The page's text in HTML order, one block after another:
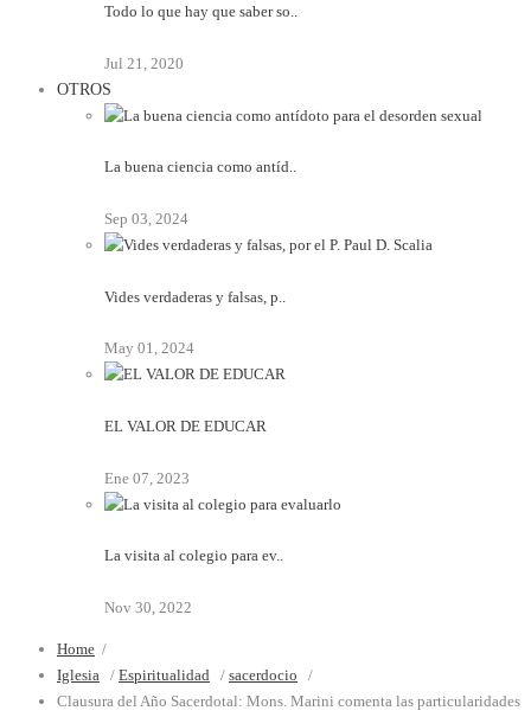
Todo lo que hay que saber so..
Jul 21, 2020
OTROS
La buena ciencia como antíd..
Sep 03, 2024
Vides verdaderas y falsas, p..
May 01, 2024
EL VALOR DE EDUCAR
Ene 07, 2023
La visita al colegio para ev..
Nov 30, 2022
Home /
Iglesia / Espiritualidad / sacerdocio /
Clausura del Año Sacerdotal: Mons. Marini comenta las particularidades